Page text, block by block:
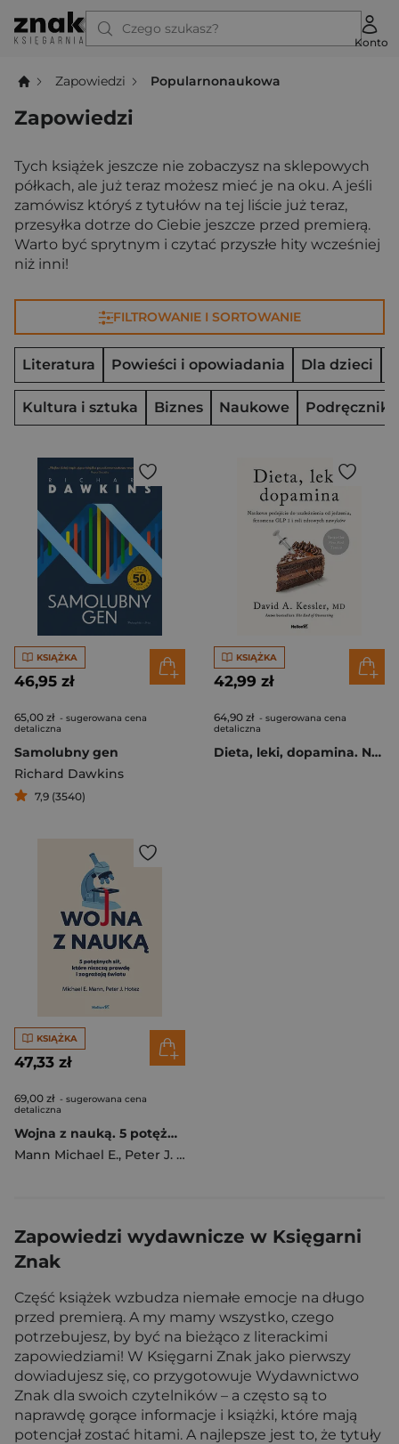
Czego szukasz?
Konto
Zapowiedzi Popularnonaukowa
Zapowiedzi
Tych książek jeszcze nie zobaczysz na sklepowych
półkach, ale już teraz możesz mieć je na oku. A jeśli
zamówisz któryś z tytułów na tej liście już teraz,
przesyłka dotrze do Ciebie jeszcze przed premierą.
Warto być sprytnym i czytać przyszłe hity wcześniej
niż inni!
FILTROWANIE I SORTOWANIE
Literatura Powieści i opowiadania Dla dzieci
Kultura i sztuka Biznes Naukowe
KSIĄŻKA
46,95 zł
65,00 zł - sugerowana cena
detaliczna
Samolubny gen
Richard Dawkins
7,9 (3540)
KSIĄŻKA
42,99 zł
64,90 zł - sugerowana cena
detaliczna
Dieta, leki, dopamina. Naukowe podejście do uzależnienia od jedzenia, fenomenu GLP 1 i roli zdrowych nawyków
KSIĄŻKA
47,33 zł
69,00 zł - sugerowana cena
detaliczna
Wojna z nauką. 5 potężnych sił, które niszczą prawdę i zagrażają światu
Mann Michael E., Peter J. Hotez
Zapowiedzi wydawnicze w Księgarni
Znak
Część książek wzbudza niemałe emocje na długo
przed premierą. A my mamy wszystko, czego
potrzebujesz, by być na bieżąco z literackimi
zapowiedziami! W Księgarni Znak jako pierwszy
dowiadujesz się, co przygotowuje Wydawnictwo
Znak dla swoich czytelników – a często są to
naprawdę gorące informacje i książki, które mają
potencjał zostać hitami. A najlepsze jest to, że tytuły